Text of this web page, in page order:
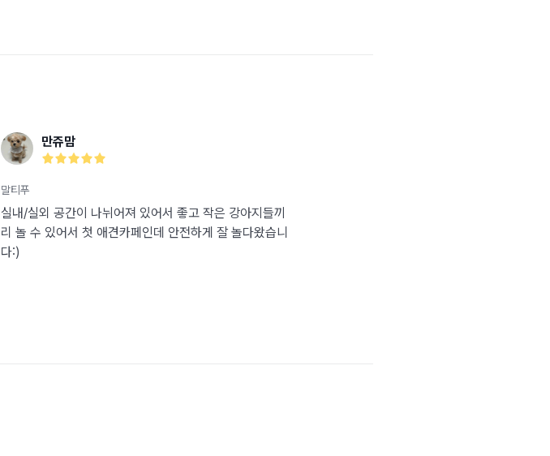
만쥬맘
말티푸
실내/실외 공간이 나뉘어져 있어서 좋고 작은 강아지들끼
리 놀 수 있어서 첫 애견카페인데 안전하게 잘 놀다왔습니
다:)